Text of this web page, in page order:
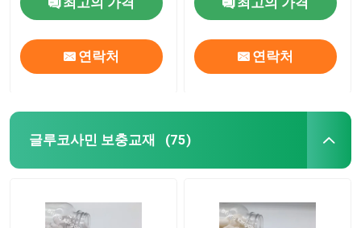
연락처 연락처
글루코사민 보충교재 (75)